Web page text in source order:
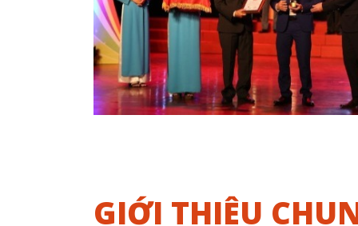
GIỚI THIỆU